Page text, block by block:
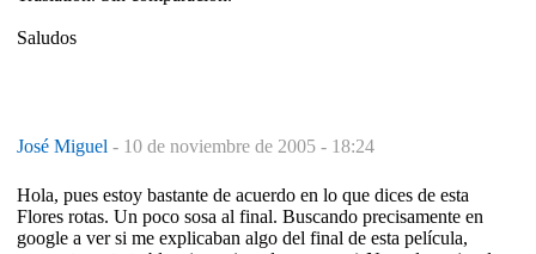
Saludos
José Miguel - 10 de noviembre de 2005 - 18:24
Hola, pues estoy bastante de acuerdo en lo que dices de esta
Flores rotas. Un poco sosa al final. Buscando precisamente en
google a ver si me explicaban algo del final de esta película,